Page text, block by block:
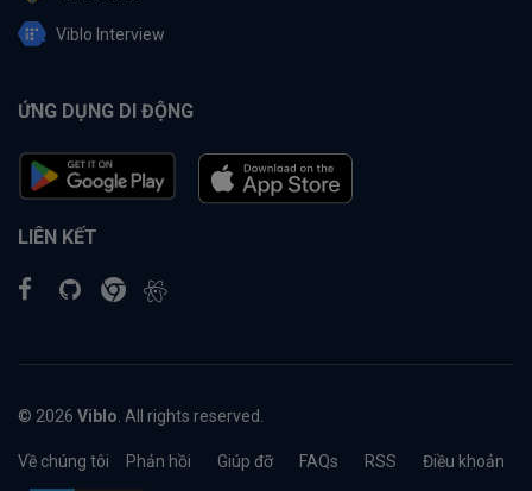
Viblo Interview
ỨNG DỤNG DI ĐỘNG
LIÊN KẾT
© 2026 Viblo . All rights reserved.
Về chúng tôi Phản hồi Giúp đỡ FAQs RSS Điều khoản